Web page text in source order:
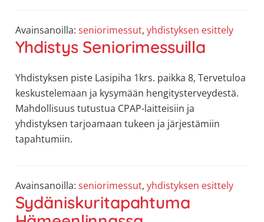
H
Hengitys
Avainsanoilla: seniorimessut, yhdistyksen esittely
Yhdistys Seniorimessuilla
Yhdistyksen piste Lasipiha 1krs. paikka 8, Tervetuloa
keskustelemaan ja kysymään hengitysterveydestä.
Mahdollisuus tutustua CPAP-laitteisiin ja
yhdistyksen tarjoamaan tukeen ja järjestämiin
tapahtumiin.
Avainsanoilla: seniorimessut, yhdistyksen esittely
Sydäniskuritapahtuma